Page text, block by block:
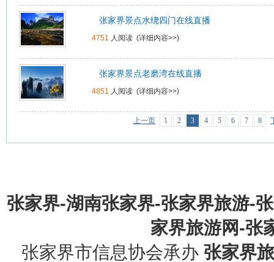
张家界景点水绕四门在线直播
4751 人阅读 (详细内容>>)
张家界景点老磨湾在线直播
4851 人阅读 (详细内容>>)
上一页 1 2 3 4 5 6 7 8
张家界-湖南张家界-张家界旅游-
家界旅游网-张
张家界市信息协会承办 张家界